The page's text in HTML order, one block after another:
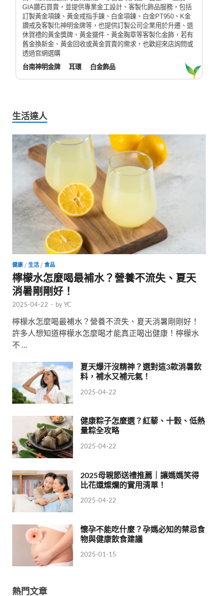
GIA鑽石買賣，並提供專業金工設計、客製化飾品服務，包括
訂製黃金項鍊、黃金戒指手鍊、白金項鍊、白金PT950、K金
鑽戒及客製化神明金牌等，也提供訂製公司企業用於升遷、退
休賀禮的黃金獎牌、黃金擺件、黃金胸章等客製化金飾，若有
舊金換新金、黃金回收或黃金買賣的需求，也歡迎來店詢問或
透過官網選購
台南神明金牌
耳環 白金飾品
生活達人
健康 / 生活 / 食品
檸檬水怎麼喝最補水？營養不流失、夏天
消暑剛剛好！
2025-04-22 - byYC
檸檬水怎麼喝最補水？營養不流失、夏天消暑剛剛好！
許多人想知道檸檬水怎麼喝才能真正喝出健康！檸檬水
不 …
夏天爆汗沒精神？選對這3款消暑飲
料，補水又補元氣！
2025-04-22
健康粽子怎麼選？紅藜、十穀、低熱
量粽全攻略
2025-04-22
2025母親節送禮推薦｜讓媽媽笑得
比花還燦爛的實用清單！
2025-04-22
懷孕不能吃什麼？孕媽必知的禁忌食
物與健康飲食建議
2025-01-15
熱門文章